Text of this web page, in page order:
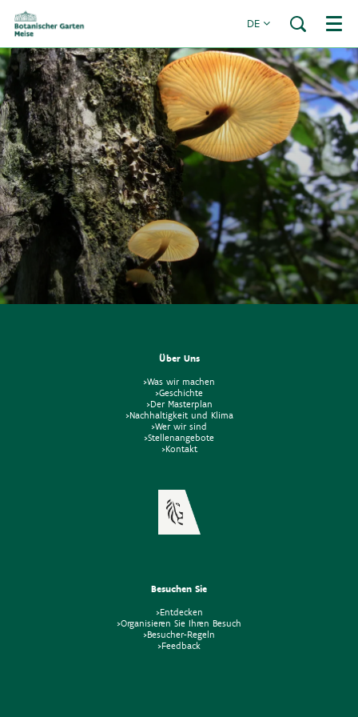
DE Menü
Über Uns
>Was wir machen
>Geschichte
>Der Masterplan
>Nachhaltigkeit und Klima
>Wer wir sind
>Stellenangebote
>Kontakt
Besuchen Sie
>Entdecken
>Organisieren Sie Ihren Besuch
>Besucher-Regeln
>Feedback